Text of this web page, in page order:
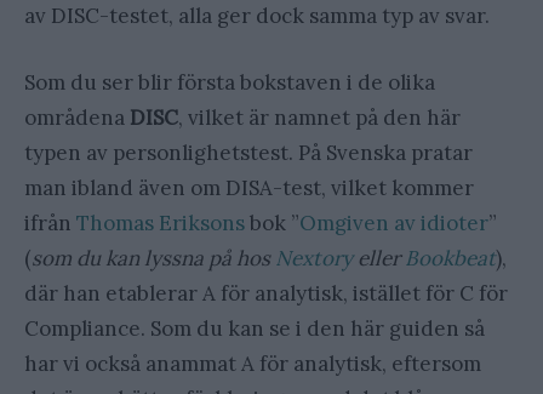
av DISC-testet, alla ger dock samma typ av svar.
Som du ser blir första bokstaven i de olika
områdena DISC, vilket är namnet på den här
typen av personlighetstest. På Svenska pratar
man ibland även om DISA-test, vilket kommer
ifrån Thomas Eriksonsbok ”Omgiven av idioter”
(som du kan lyssna på hosNextoryellerBookbeat),
där han etablerar A för analytisk, istället för C för
Compliance. Som du kan se i den här guiden så
har vi också anammat A för analytisk, eftersom